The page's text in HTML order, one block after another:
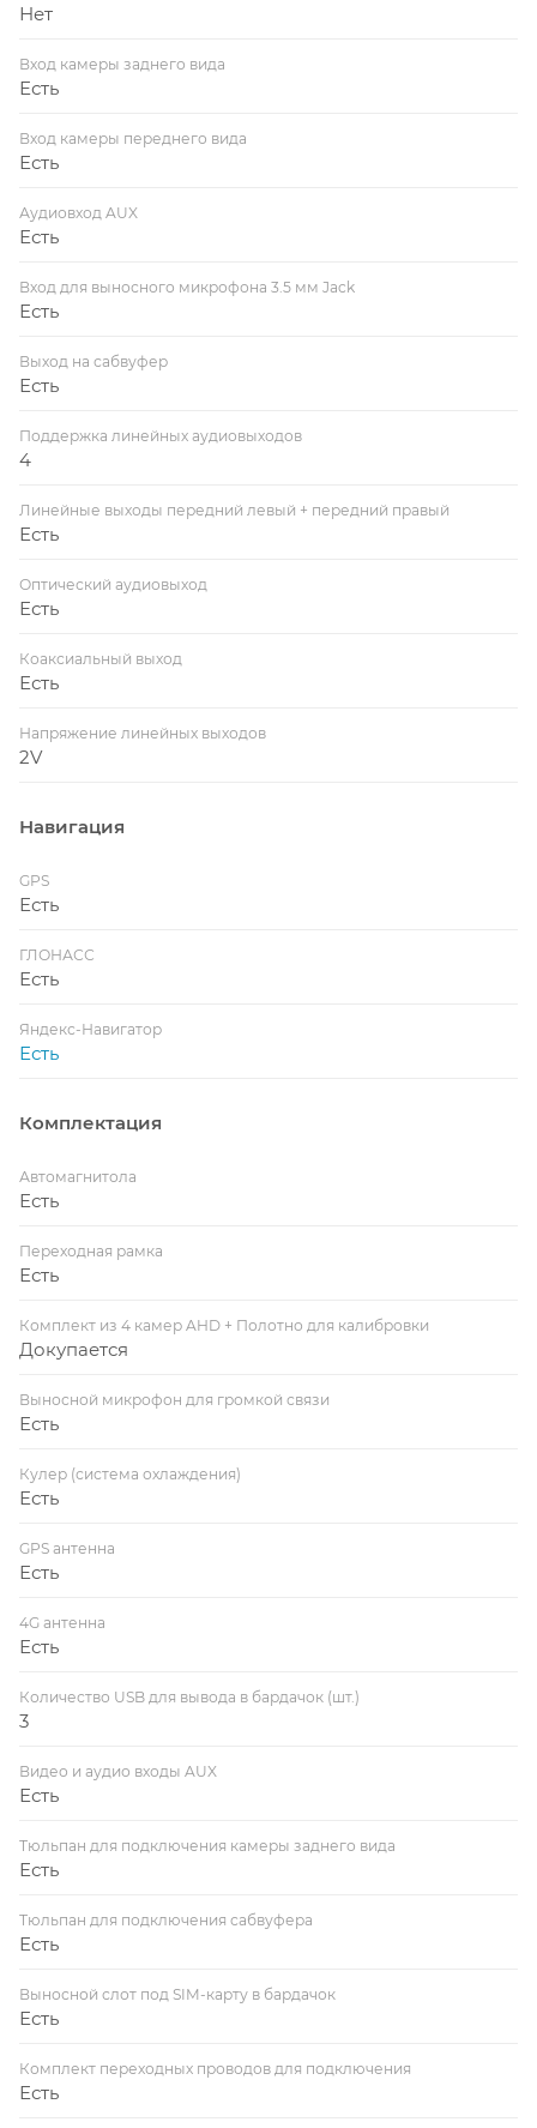
Нет
Вход камеры заднего вида
Есть
Вход камеры переднего вида
Есть
Аудиовход AUX
Есть
Вход для выносного микрофона 3.5 мм Jack
Есть
Выход на сабвуфер
Есть
Поддержка линейных аудиовыходов
4
Линейные выходы передний левый + передний правый
Есть
Оптический аудиовыход
Есть
Коаксиальный выход
Есть
Напряжение линейных выходов
2V
Навигация
GPS
Есть
ГЛОНАСС
Есть
Яндекс-Навигатор
Есть
Комплектация
Автомагнитола
Есть
Переходная рамка
Есть
Комплект из 4 камер AHD + Полотно для калибровки
Докупается
Выносной микрофон для громкой связи
Есть
Кулер (система охлаждения)
Есть
GPS антенна
Есть
4G антенна
Есть
Количество USB для вывода в бардачок (шт.)
3
Видео и аудио входы AUX
Есть
Тюльпан для подключения камеры заднего вида
Есть
Тюльпан для подключения сабвуфера
Есть
Выносной слот под SIM-карту в бардачок
Есть
Комплект переходных проводов для подключения
Есть